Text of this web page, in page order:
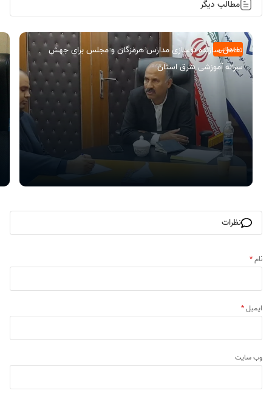
مطالب دیگر
اجتماعی
تعامل سازنده نوسازی مدارس هرمزگان و مجلس برای جهش
سرانه آموزشی شرق استان
نظرات
نام*
ایمیل*
وب‌ سایت